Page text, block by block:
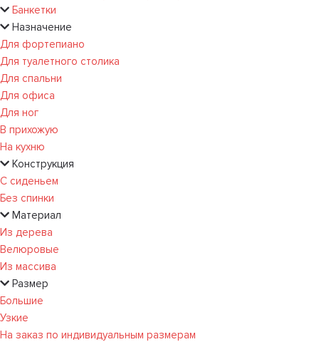
Банкетки
Назначение
Для фортепиано
Для туалетного столика
Для спальни
Для офиса
Для ног
В прихожую
На кухню
Конструкция
С сиденьем
Без спинки
Материал
Из дерева
Велюровые
Из массива
Размер
Большие
Узкие
На заказ по индивидуальным размерам